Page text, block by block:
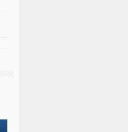
https://legenepietlargousier.over-blog.com/rss